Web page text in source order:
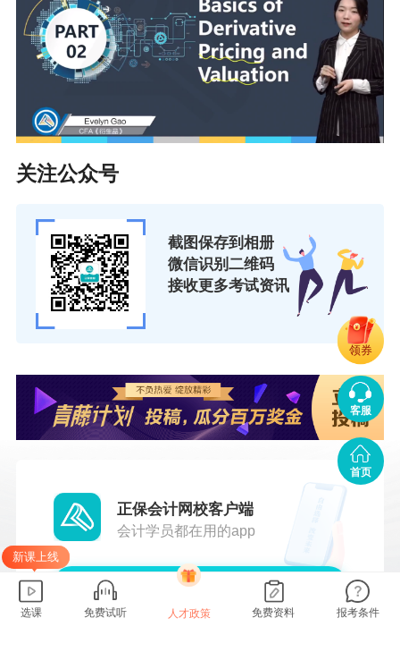
关注公众号
截图保存到相册
微信识别二维码
接收更多考试资讯
正保会计网校客户端
会计学员都在用的app
一键安装
新课上线
选课 免费试听 人才政策 免费资料 报考条件
客服
首页
领券